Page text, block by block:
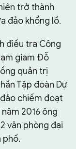
trở thành
đảo khổng lồ.
điều tra Công
giam Đỗ
quản trị
Tập đoàn Dự
chiếm đoạt
2016 ông
văn phòng đại
phố.